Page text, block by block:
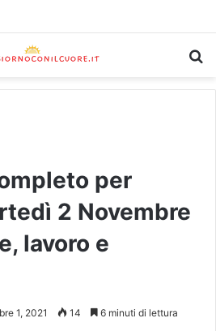
per
2 Novembre
lavoro e
1, 2021 14 6 minuti di lettura